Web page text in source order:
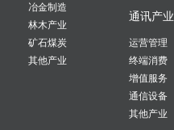
冶金制造
林木产业
矿石煤炭
其他产业
通讯产业
运营管理
终端消费
增值服务
通信设备
其他产业